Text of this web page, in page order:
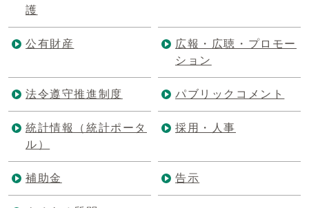
護
公有財産
広報・広聴・プロモー
ション
法令遵守推進制度 パブリックコメント
統計情報（統計ポータ
ル）
採用・人事
補助金 告示